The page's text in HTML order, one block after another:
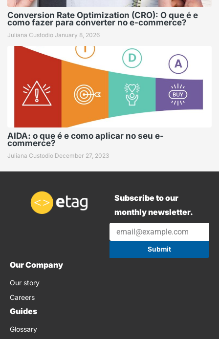
Conversion Rate Optimization (CRO): O que é e
como fazer para converter no e-commerce?
Juliana Custodio January 8, 2026
AIDA: o que é e como aplicar no seu e-
commerce?
Juliana Custodio December 27, 2023
Subscribe to our
monthly newsletter.
Submit
Our Company
Our story
Careers
Guides
Glossary